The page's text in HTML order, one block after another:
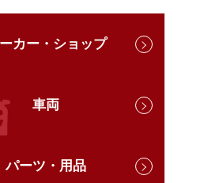
カー・ショップ
車両
パーツ・用品